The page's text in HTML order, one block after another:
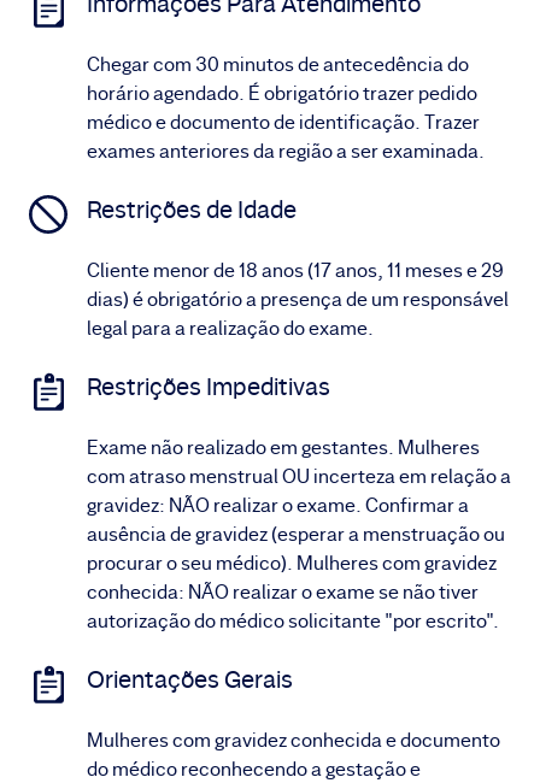
Chegar com 30 minutos de antecedência do
horário agendado. É obrigatório trazer pedido
médico e documento de identificação. Trazer
exames anteriores da região a ser examinada.
Restrições de Idade
Cliente menor de 18 anos (17 anos, 11 meses e 29
dias) é obrigatório a presença de um responsável
legal para a realização do exame.
Restrições Impeditivas
Exame não realizado em gestantes. Mulheres
com atraso menstrual OU incerteza em relação a
gravidez: NÃO realizar o exame. Confirmar a
ausência de gravidez (esperar a menstruação ou
procurar o seu médico). Mulheres com gravidez
conhecida: NÃO realizar o exame se não tiver
autorização do médico solicitante "por escrito".
Orientações Gerais
Mulheres com gravidez conhecida e documento
do médico reconhecendo a gestação e